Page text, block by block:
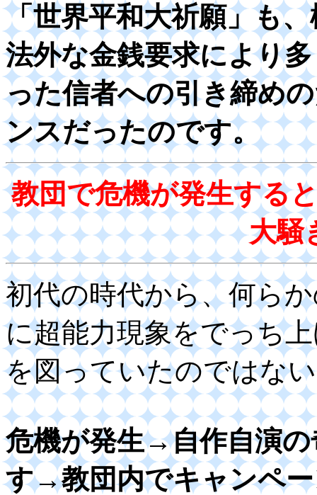
「世界平和大祈願」も
法外な金銭要求により
った信者への引き締め
ンスだったのです。
教団で危機が発生する
大騒
初代の時代から、何ら
に超能力現象をでっち
を図っていたのではな
危機が発生→自作自演
す→教団内でキャンペ